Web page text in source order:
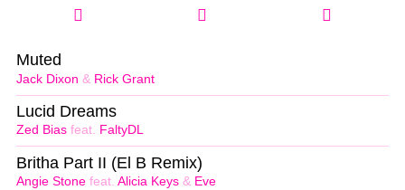
Jack Dixon & Rick Grant
Muted
Zed Bias feat. FaltyDL
Lucid Dreams
Angie Stone feat. Alicia Keys & Eve
Britha Part II (El B Remix)